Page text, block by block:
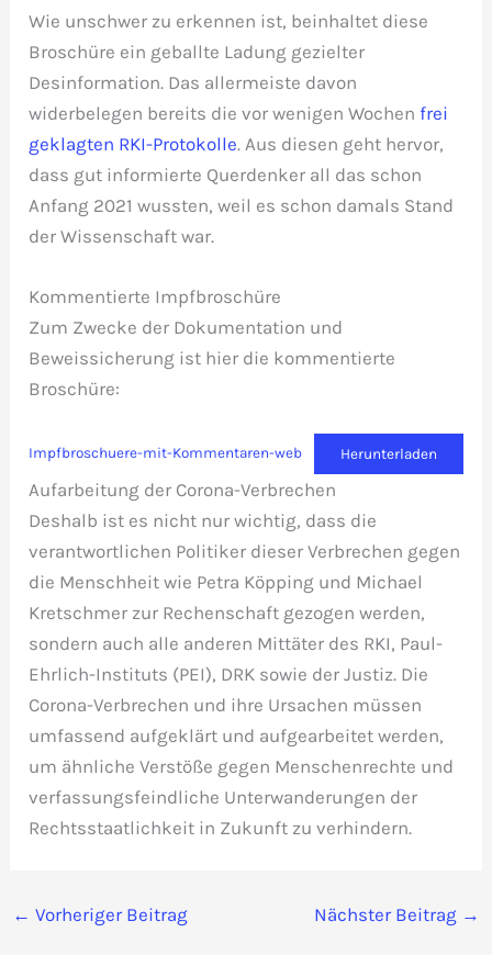
Wie unschwer zu erkennen ist, beinhaltet diese
Broschüre ein geballte Ladung gezielter
Desinformation. Das allermeiste davon
widerbelegen bereits die vor wenigen Wochenfrei
geklagten RKI-Protokolle. Aus diesen geht hervor,
dass gut informierte Querdenker all das schon
Anfang 2021 wussten, weil es schon damals Stand
der Wissenschaft war.
Kommentierte Impfbroschüre
Zum Zwecke der Dokumentation und
Beweissicherung ist hier die kommentierte
Broschüre:
Impfbroschuere-mit-Kommentaren-web Herunterladen
Aufarbeitung der Corona-Verbrechen
Deshalb ist es nicht nur wichtig, dass die
verantwortlichen Politiker dieser Verbrechen gegen
die Menschheit wie Petra Köpping und Michael
Kretschmer zur Rechenschaft gezogen werden,
sondern auch alle anderen Mittäter des RKI, Paul-
Ehrlich-Instituts (PEI), DRK sowie der Justiz. Die
Corona-Verbrechen und ihre Ursachen müssen
umfassend aufgeklärt und aufgearbeitet werden,
um ähnliche Verstöße gegen Menschenrechte und
verfassungsfeindliche Unterwanderungen der
Rechtsstaatlichkeit in Zukunft zu verhindern.
← Vorheriger Beitrag Nächster Beitrag →